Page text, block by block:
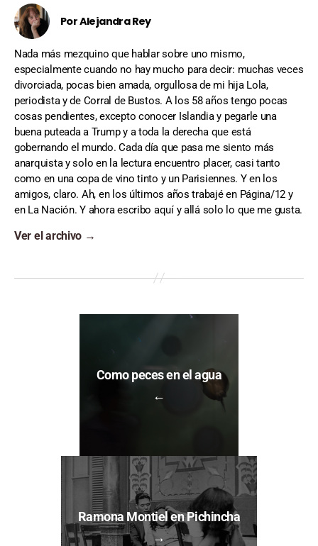
Por Alejandra Rey
Nada más mezquino que hablar sobre uno mismo,
especialmente cuando no hay mucho para decir: muchas veces
divorciada, pocas bien amada, orgullosa de mi hija Lola,
periodista y de Corral de Bustos. A los 58 años tengo pocas
cosas pendientes, excepto conocer Islandia y pegarle una
buena puteada a Trump y a toda la derecha que está
gobernando el mundo. Cada día que pasa me siento más
anarquista y solo en la lectura encuentro placer, casi tanto
como en una copa de vino tinto y un Parisiennes. Y en los
amigos, claro. Ah, en los últimos años trabajé en Página/12 y
en La Nación. Y ahora escribo aquí y allá solo lo que me gusta.
Ver el archivo →
←
Como peces en el agua
→
Ramona Montiel en Pichincha